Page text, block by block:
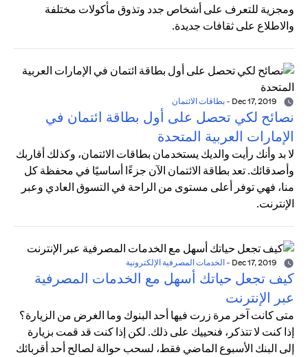
ومجزية للتعرف على أشخاص جدد وتذوق مأكولات مختلفة
والاطلاع على ثقافات جديدة.
- بطاقات الائتمان
نصائح لكي تحصل على أول بطاقة ائتمان في
الإمارات العربية المتحدة
لا بد وأنك رأيت والديك يستخدمان بطاقات الائتمان، وكذلك أقاربك
وأصدقائك. تعد بطاقة الائتمان الآن جزءًا أساسيًا في محفظة كل
منا، فهي توفر أعلى مستوى من الراحة في التسوق العادي وعبر
الإنترنت.
- الخدمات المصرفية الإلكترونية
كيف تجعل حياتك أسهل مع الخدمات المصرفية
عبر الإنترنت
متى كانت آخر مرة زرت فيها أحد البنوك وما الغرض من الزيارة؟
إذا كنت لا تتذكر، فنحييك على ذلك. لكن إذا كنت قد قمت بزيارة
إلى البنك الأسبوع الماضي فقط، لسحب حوالة لصالح أحد أقربائك